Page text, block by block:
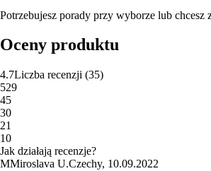
Potrzebujesz porady przy wyborze lub chcesz
Oceny produktu
4.7Liczba recenzji (35)
529
45
30
21
10
Jak działają recenzje?
MMiroslava U.Czechy, 10.09.2022